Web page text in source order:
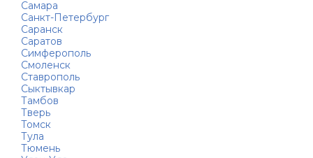
Самара
Санкт-Петербург
Саранск
Саратов
Симферополь
Смоленск
Ставрополь
Сыктывкар
Тамбов
Тверь
Томск
Тула
Тюмень